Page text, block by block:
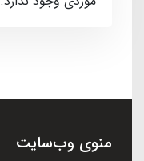
منوی وب‌سایت